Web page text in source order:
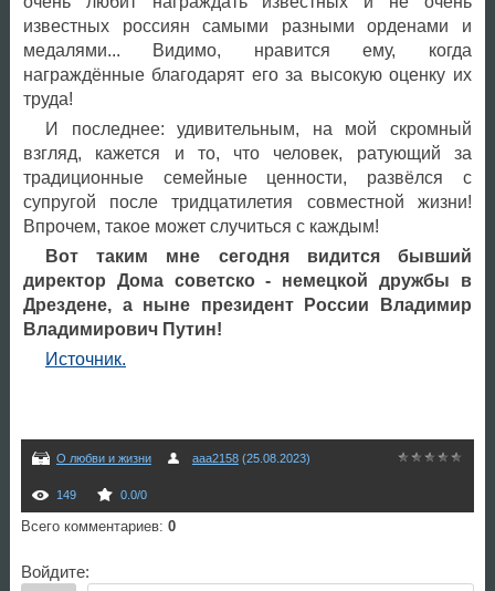
известных россиян самыми разными орденами и
медалями... Видимо, нравится ему, когда
награждённые благодарят его за высокую оценку их
труда!
И последнее: удивительным, на мой скромный
взгляд, кажется и то, что человек, ратующий за
традиционные семейные ценности, развёлся с
супругой после тридцатилетия совместной жизни!
Впрочем, такое может случиться с каждым!
Вот таким мне сегодня видится бывший
директор Дома советско - немецкой дружбы в
Дрездене, а ныне президент России Владимир
Владимирович Путин!
Источник.
О любви и жизни aaa2158(25.08.2023)
149 0.0/0
Всего комментариев: 0
Войдите: